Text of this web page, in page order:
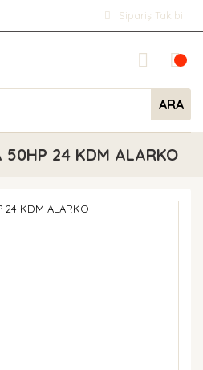
Sipariş Takibi
ARA
50HP 24 KDM ALARKO